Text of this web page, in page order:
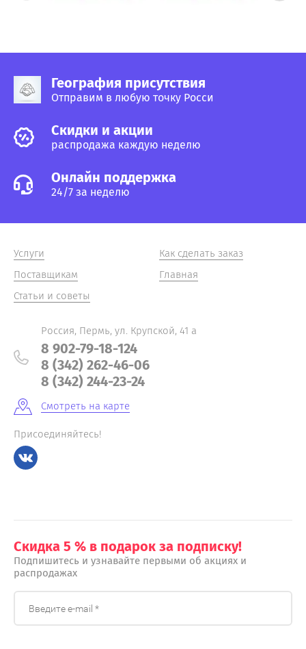
География присутствия
Отправим в любую точку Росси
Cкидки и акции
распродажа каждую неделю
Онлайн поддержка
24/7 за неделю
Услуги
Поставщикам
Статьи и советы
Как сделать заказ
Главная
Россия, Пермь, ул. Крупской, 41 а
8 902-79-18-124
8 (342) 262-46-06
8 (342) 244-23-24
Смотреть на карте
Присоединяйтесь!
Скидка 5 % в подарок за подписку!
Подпишитесь и узнавайте первыми об акциях и
распродажах